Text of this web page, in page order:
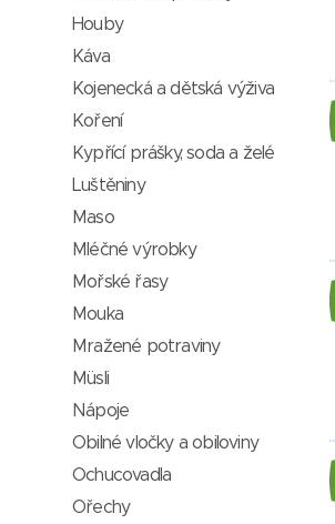
Houby
Káva
Kojenecká a dětská výživa
Koření
Kypřící prášky, soda a želé
Luštěniny
Maso
Mléčné výrobky
Mořské řasy
Mouka
Mražené potraviny
Müsli
Nápoje
Obilné vločky a obiloviny
Ochucovadla
Ořechy